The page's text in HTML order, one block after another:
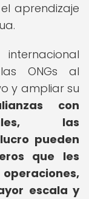
aprendizaje
ONGs al
y ampliar su
con
las
pueden
que les
escala y